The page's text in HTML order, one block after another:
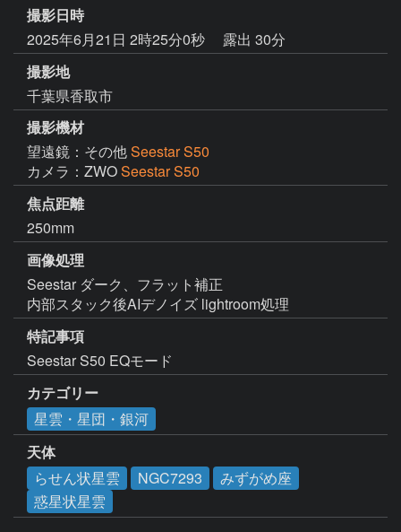
撮影日時
2025年6月21日 2時25分0秒
露出 30分
撮影地
千葉県香取市
撮影機材
望遠鏡：その他Seestar S50
カメラ：ZWOSeestar S50
焦点距離
250mm
画像処理
Seestar ダーク、フラット補正
内部スタック後AIデノイズ lightroom処理
特記事項
Seestar S50 EQモード
カテゴリー
星雲・星団・銀河
天体
らせん状星雲
NGC7293
みずがめ座
惑星状星雲